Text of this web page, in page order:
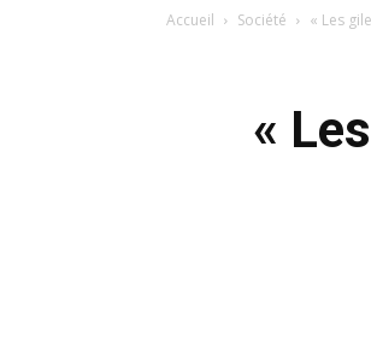
Accueil Société « Les
«